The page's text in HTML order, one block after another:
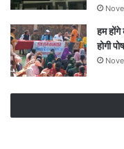
हम
होगी